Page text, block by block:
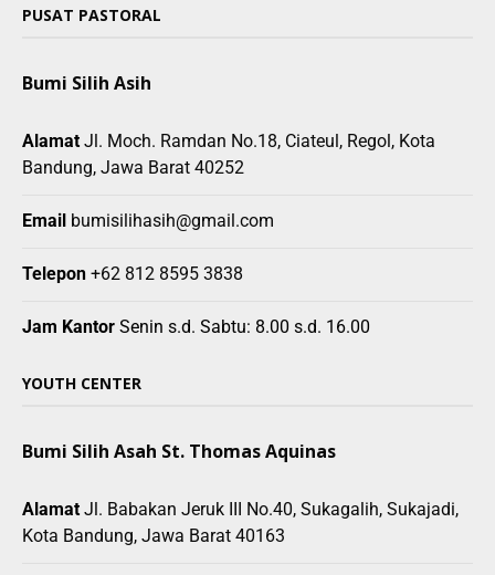
PUSAT PASTORAL
Bumi Silih Asih
Alamat Jl. Moch. Ramdan No.18, Ciateul, Regol, Kota
Bandung, Jawa Barat 40252
Email bumisilihasih@gmail.com
Telepon +62 812 8595 3838
Jam Kantor Senin s.d. Sabtu: 8.00 s.d. 16.00
YOUTH CENTER
Bumi Silih Asah St. Thomas Aquinas
Alamat Jl. Babakan Jeruk III No.40, Sukagalih, Sukajadi,
Kota Bandung, Jawa Barat 40163